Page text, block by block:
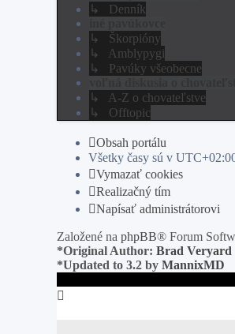
↳ Denník
↳ Škorpióny
↳ Amblypygi
↳ Pavúky všeobecne
↳ A-Z o chovateľstve
↳ Offtopic
Obsah portálu
Všetky časy sú v
Vymazať cookies
Realizačný tím
Napísať administrátorovi
Založené na phpBB® Forum
*Original Author: Brad Veryard
*Updated to 3.2 by MannixMD